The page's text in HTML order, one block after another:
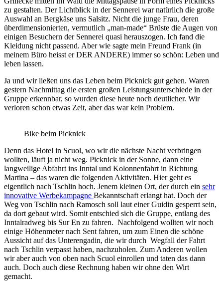
zu gestalten. Der Lichtblick in der Sennerei war natürlich die große
Auswahl an Bergkäse uns Salsitz. Nicht die junge Frau, deren
überdimensionierten, vermutlich „man-made“ Brüste die Augen von
einigen Besuchern der Sennerei quasi herauszogen. Ich fand die
Kleidung nicht passend. Aber wie sagte mein Freund Frank (in
meinem Büro heisst er DER ANDERE) immer so schön: Leben und
leben lassen.
Ja und wir ließen uns das Leben beim Picknick gut gehen. Waren
gestern Nachmittag die ersten großen Leistungsunterschiede in der
Gruppe erkennbar, so wurden diese heute noch deutlicher. Wir
verloren schon etwas Zeit, aber das war kein Problem.
Bike beim Picknick
Denn das Hotel in Scuol, wo wir die nächste Nacht verbringen
wollten, läuft ja nicht weg. Picknick in der Sonne, dann eine
langweilige Abfahrt ins Inntal und Kolonnenfahrt in Richtung
Martina – das waren die folgenden Aktivitäten. Hier geht es
eigentlich nach Tschlin hoch. Jenem kleinen Ort, der durch ein sehr
innovative Werbekampagne Bekanntschaft erlangt hat. Doch der
Weg von Tschlin nach Ramosch soll laut einer Guidin gesperrt sein,
da dort gebaut wird. Somit entschied sich die Gruppe, entlang des
Inntalradweg bis Sur En zu fahren. Nachfolgend wollten wir noch
einige Höhenmeter nach Sent fahren, um zum Einen die schöne
Aussicht auf das Unterengadin, die wir durch Wegfall der Fahrt
nach Tschlin verpasst haben, nachzuholen. Zum Anderen wollen
wir aber auch von oben nach Scuol einrollen und taten das dann
auch. Doch auch diese Rechnung haben wir ohne den Wirt
gemacht.